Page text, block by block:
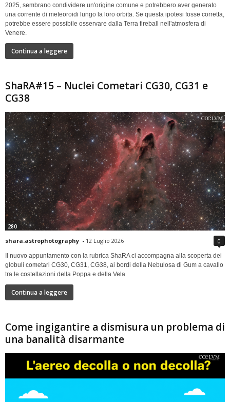
2025, sembrano condividere un'origine comune e potrebbero aver generato
una corrente di meteoroidi lungo la loro orbita. Se questa ipotesi fosse corretta,
potrebbe essere possibile osservare dalla Terra fireball nell'atmosfera di
Venere.
Continua a leggere
ShaRA#15 – Nuclei Cometari CG30, CG31 e
CG38
280
shara.astrophotography - 12 Luglio 2026 0
Il nuovo appuntamento con la rubrica ShaRA ci accompagna alla scoperta dei
globuli cometari CG30, CG31, CG38, ai bordi della Nebulosa di Gum a cavallo
tra le costellazioni della Poppa e della Vela
Continua a leggere
Come ingigantire a dismisura un problema di
una banalità disarmante